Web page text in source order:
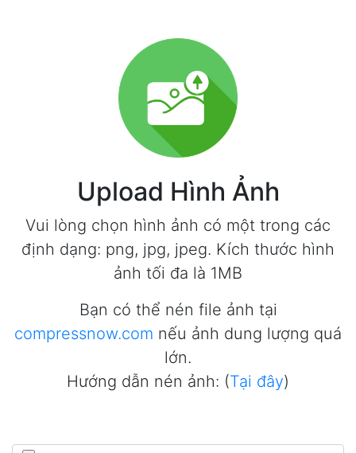
Upload Hình Ảnh
Vui lòng chọn hình ảnh có một trong các
định dạng: png, jpg, jpeg. Kích thước hình
ảnh tối đa là 1MB
Bạn có thể nén file ảnh tại
compressnow.com nếu ảnh dung lượng quá
lớn.
Hướng dẫn nén ảnh: (Tại đây)